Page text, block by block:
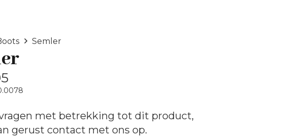
Semler
met betrekking tot dit product,
gerust contact met ons op.